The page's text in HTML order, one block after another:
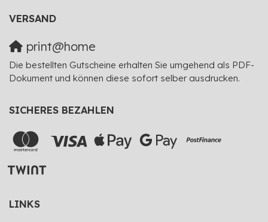
VERSAND
print@home
Die bestellten Gutscheine erhalten Sie umgehend als PDF-
Dokument und können diese sofort selber ausdrucken.
SICHERES BEZAHLEN
LINKS